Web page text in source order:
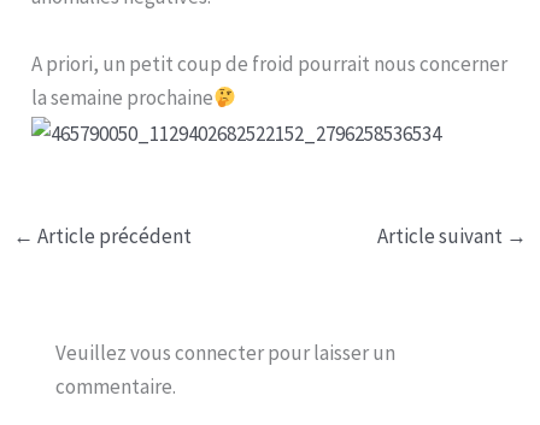
A priori, un petit coup de froid pourrait nous concerner
la semaine prochaine
← Article précédent Article suivant →
Veuillez vous connecter pour laisser un
commentaire.